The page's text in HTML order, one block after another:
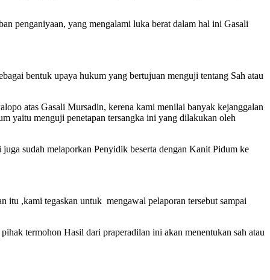
penganiyaan, yang mengalami luka berat dalam hal ini Gasali
bentuk upaya hukum yang bertujuan menguji tentang Sah atau
atas Gasali Mursadin, kerena kami menilai banyak kejanggalan
yaitu menguji penetapan tersangka ini yang dilakukan oleh
sudah melaporkan Penyidik beserta dengan Kanit Pidum ke
itu ,kami tegaskan untuk mengawal pelaporan tersebut sampai
termohon Hasil dari praperadilan ini akan menentukan sah atau